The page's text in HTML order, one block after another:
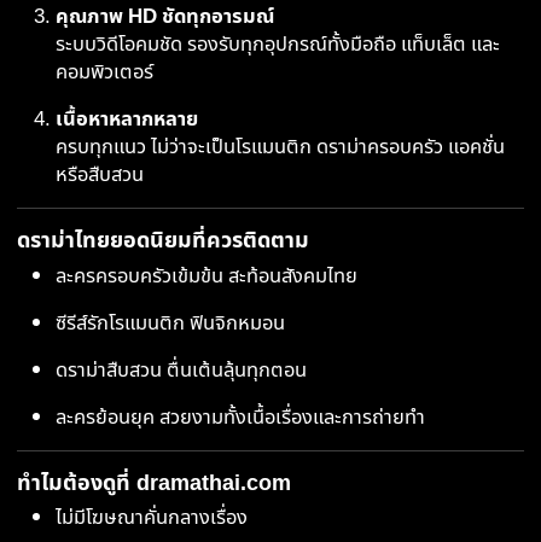
คุณภาพ HD ชัดทุกอารมณ์
ระบบวิดีโอคมชัด รองรับทุกอุปกรณ์ทั้งมือถือ แท็บเล็ต และ
คอมพิวเตอร์
เนื้อหาหลากหลาย
ครบทุกแนว ไม่ว่าจะเป็นโรแมนติก ดราม่าครอบครัว แอคชั่น
หรือสืบสวน
ดราม่าไทยยอดนิยมที่ควรติดตาม
ละครครอบครัวเข้มข้น สะท้อนสังคมไทย
ซีรีส์รักโรแมนติก ฟินจิกหมอน
ดราม่าสืบสวน ตื่นเต้นลุ้นทุกตอน
ละครย้อนยุค สวยงามทั้งเนื้อเรื่องและการถ่ายทำ
ทำไมต้องดูที่ dramathai.com
ไม่มีโฆษณาคั่นกลางเรื่อง